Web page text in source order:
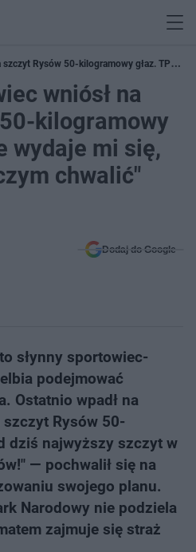
Rysów 50-kilogramowy głaz. TPN:
chwalić"wniósł na
kilogramowy
wydaje mi się,
chwalić"
Dodaj do Google
słynny sportowiec-
podejmować
Ostatnio wpadł na
szczyt Rysów 50-
dziś najwyższy szczyt w
— pochwalił się na
swojego planu.
Narodowy nie podziela
zajmuje się straż